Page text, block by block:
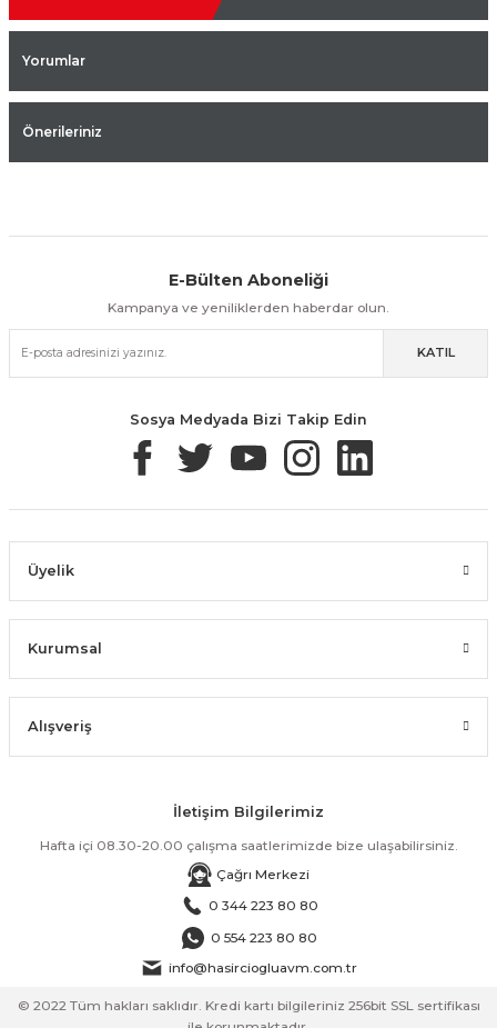
Yorumlar
Önerileriniz
Kolay İade & Değişim Güvenli Alışveriş
Güvenli Paketleme Taksit / Havale İle Alışveriş Kolay İade & Değişim
E-Bülten Aboneliği
Kampanya ve yeniliklerden haberdar olun.
KATIL
Sosya Medyada Bizi Takip Edin
Üyelik
Kurumsal
Alışveriş
İletişim Bilgilerimiz
Hafta içi 08.30-20.00 çalışma saatlerimizde bize ulaşabilirsiniz.
Çağrı Merkezi
0 344 223 80 80
0 554 223 80 80
info@hasirciogluavm.com.tr
© 2022 Tüm hakları saklıdır. Kredi kartı bilgileriniz 256bit SSL sertifikası